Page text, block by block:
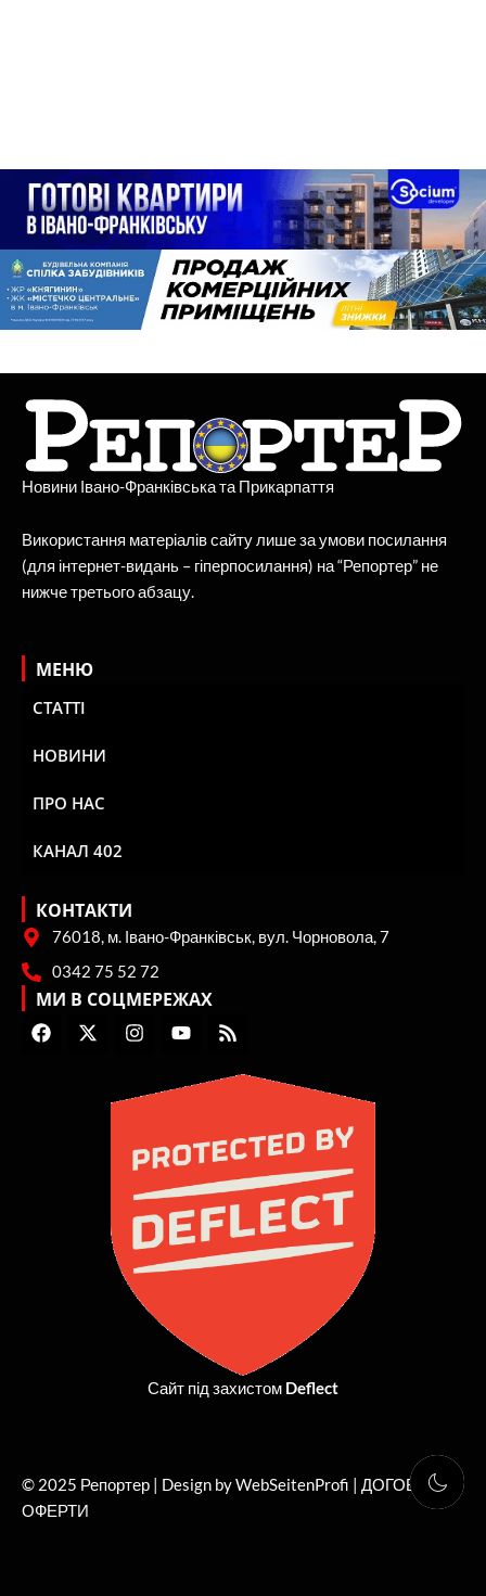
Новини Івано-Франківська та Прикарпаття
Використання матеріалів сайту лише за умови посилання
(для інтернет-видань – гіперпосилання) на “Репортер” не
нижче третього абзацу.
МЕНЮ
СТАТТІ
НОВИНИ
ПРО НАС
КАНАЛ 402
КОНТАКТИ
76018, м. Івано-Франківськ, вул. Чорновола, 7
0342 75 52 72
МИ В СОЦМЕРЕЖАХ
F
a
X
-
I
n
a
a
m
Y
o
t
e
R
s
Сайт під захистом Deflect
© 2025 Репортер | Design by WebSeitenProfi | ДОГОВІР
ОФЕРТИ